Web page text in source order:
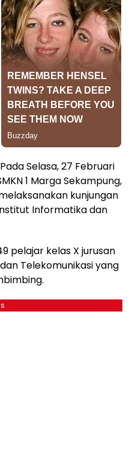
Selasa, 27 Februari
1 Marga Sekampung,
kunjungan
Informatika dan
pelajar kelas X jurusan
Telekomunikasi yang